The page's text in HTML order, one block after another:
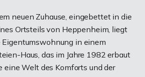
neuen Zuhause, eingebettet in die
Ortsteils von Heppenheim, liegt
Eigentumswohnung in einem
Haus, das im Jahre 1982 erbaut
eine Welt des Komforts und der